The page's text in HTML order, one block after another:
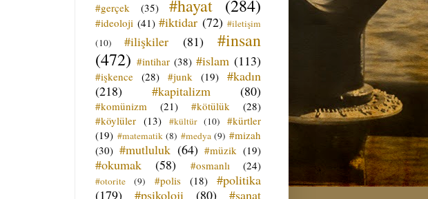
#gerçek (35) #hayat (284)
#ideoloji (41) #iktidar (72) #iletişim
(10)
#ilişkiler (81)
#insan
(472) #intihar (38) #islam (113)
#işkence (28) #junk (19) #kadın
(218)
#kapitalizm (80)
#komünizm (21) #kötülük
(28)
#köylüler (13) #kültür (10)
#kürtler
(19) #matematik (8) #medya (9) #mizah
(30) #mutluluk (64) #müzik (19)
#okumak (58) #osmanlı (24)
#otorite (9) #polis (18)
#politika
(179)
#psikoloji (80)
#sanat